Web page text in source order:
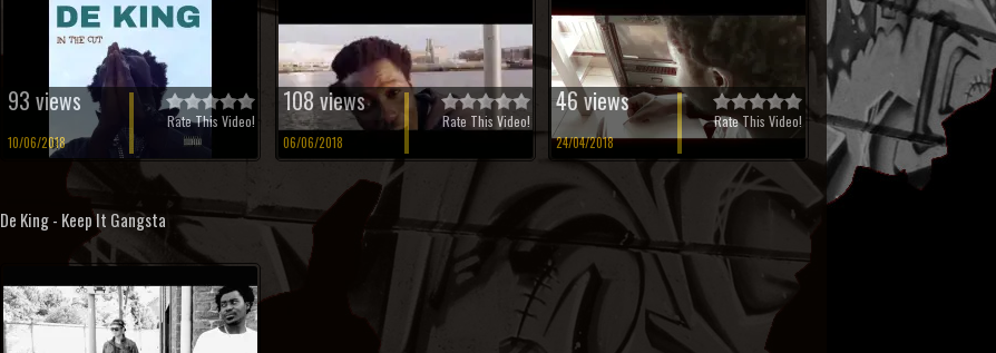
93 views
10/06/2018
Rate This Video!
108 views
06/06/2018
Rate This Video!
46 views
24/04/2018
Rate This Video!
De King - Keep It Gangsta